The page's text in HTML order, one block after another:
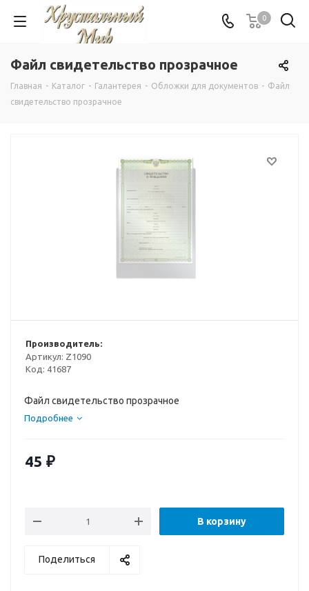
0
Файл свидетельство прозрачное
Главная - Каталог - Галантерея - Обложки для документов - Файл
свидетельство прозрачное
Производитель:
Артикул: Z1090
Код: 41687
Файл свидетельство прозрачное
Подробнее
45 ₽
В корзину
Поделиться